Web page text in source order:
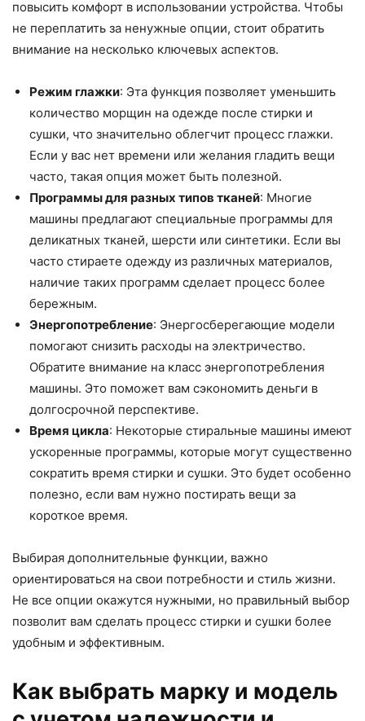
повысить комфорт в использовании устройства. Чтобы
не переплатить за ненужные опции, стоит обратить
внимание на несколько ключевых аспектов.
Режим глажки: Эта функция позволяет уменьшить
количество морщин на одежде после стирки и
сушки, что значительно облегчит процесс глажки.
Если у вас нет времени или желания гладить вещи
часто, такая опция может быть полезной.
Программы для разных типов тканей: Многие
машины предлагают специальные программы для
деликатных тканей, шерсти или синтетики. Если вы
часто стираете одежду из различных материалов,
наличие таких программ сделает процесс более
бережным.
Энергопотребление: Энергосберегающие модели
помогают снизить расходы на электричество.
Обратите внимание на класс энергопотребления
машины. Это поможет вам сэкономить деньги в
долгосрочной перспективе.
Время цикла: Некоторые стиральные машины имеют
ускоренные программы, которые могут существенно
сократить время стирки и сушки. Это будет особенно
полезно, если вам нужно постирать вещи за
короткое время.
Выбирая дополнительные функции, важно
ориентироваться на свои потребности и стиль жизни.
Не все опции окажутся нужными, но правильный выбор
позволит вам сделать процесс стирки и сушки более
удобным и эффективным.
Как выбрать марку и модель